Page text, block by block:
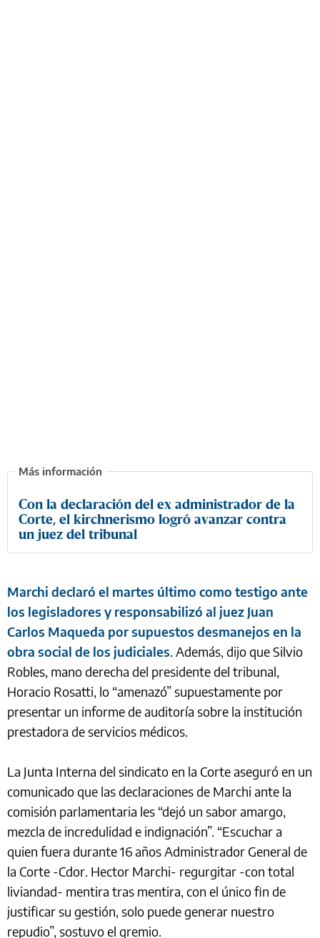
Con la declaración del ex administrador de la
Corte, el kirchnerismo logró avanzar contra
un juez del tribunal
Marchi declaró el martes último como testigo ante
los legisladores y responsabilizó al juez Juan
Carlos Maqueda por supuestos desmanejos en la
obra social de los judiciales. Además, dijo que Silvio
Robles, mano derecha del presidente del tribunal,
Horacio Rosatti, lo “amenazó” supuestamente por
presentar un informe de auditoría sobre la institución
prestadora de servicios médicos.
La Junta Interna del sindicato en la Corte aseguró en un
comunicado que las declaraciones de Marchi ante la
comisión parlamentaria les “dejó un sabor amargo,
mezcla de incredulidad e indignación”. “Escuchar a
quien fuera durante 16 años Administrador General de
la Corte -Cdor. Hector Marchi- regurgitar -con total
liviandad- mentira tras mentira, con el único fin de
justificar su gestión, solo puede generar nuestro
repudio”, sostuvo el gremio.